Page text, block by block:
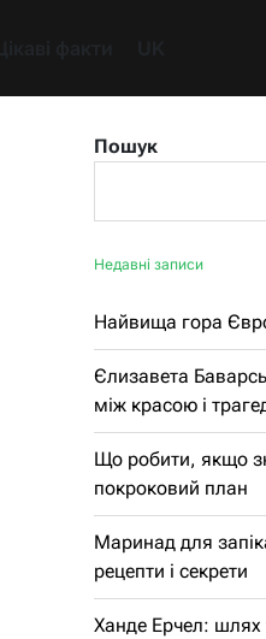
Пошук
Недавні записи
Найвища гора
Єлизавета
між красою і
Що робити, якщо
покроковий план
Маринад для
рецепти і секрети
Ханде Ерчел: шлях